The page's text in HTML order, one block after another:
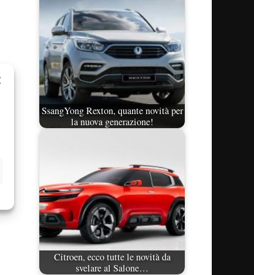
SsangYong Rexton, quante novità per
la nuova generazione!
Citroen, ecco tutte le novità da
svelare al Salone…